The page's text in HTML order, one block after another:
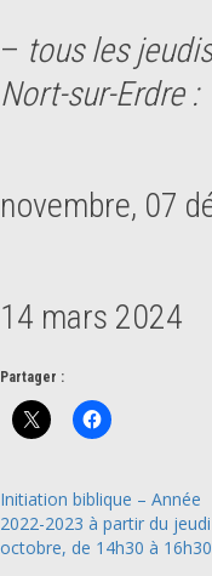
– tous les
Nort-sur-Erdre :
12
novembre, 07
11
14 mars 2024
Partager :
Initiation biblique – Année
2022-2023 à partir du
octobre, de 14h30 à